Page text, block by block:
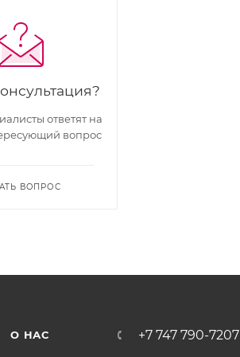
ответят на
вопрос
ВОПРОС
О НАС +7 747 790-7207